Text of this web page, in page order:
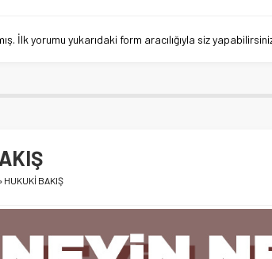
İlk yorumu yukarıdaki form aracılığıyla siz
HUKUKİ BAKIŞ